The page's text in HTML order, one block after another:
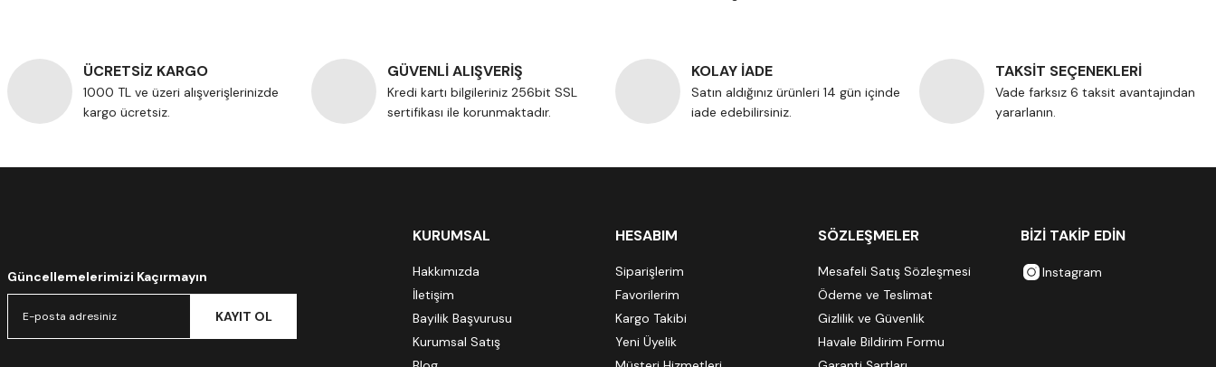
ÜCRETSİZ KARGO
1000 TL ve üzeri alışverişlerinizde
kargo ücretsiz.
GÜVENLİ ALIŞVERİŞ
Kredi kartı bilgileriniz 256bit SSL
sertifikası ile korunmaktadır.
KOLAY İADE
Satın aldığınız ürünleri 14 gün içinde
iade edebilirsiniz.
TAKSİT SEÇENEKLERİ
Vade farksız 6 taksit avantajından
yararlanın.
Güncellemelerimizi Kaçırmayın
KAYIT OL
KURUMSAL
Hakkımızda
İletişim
Bayilik Başvurusu
Kurumsal Satış
HESABIM
Siparişlerim
Favorilerim
Kargo Takibi
Yeni Üyelik
SÖZLEŞMELER
Mesafeli Satış Sözleşmesi
Ödeme ve Teslimat
Gizlilik ve Güvenlik
Havale Bildirim Formu
BİZİ TAKİP EDİN
Instagram